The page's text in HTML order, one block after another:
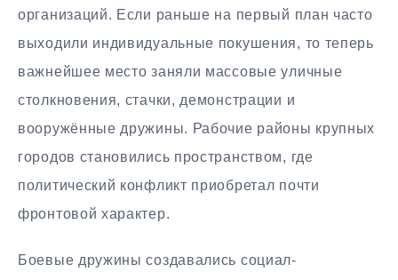
организаций. Если раньше на первый план часто
выходили индивидуальные покушения, то теперь
важнейшее место заняли массовые уличные
столкновения, стачки, демонстрации и
вооружённые дружины. Рабочие районы крупных
городов становились пространством, где
политический конфликт приобретал почти
фронтовой характер.
Боевые дружины создавались социал-